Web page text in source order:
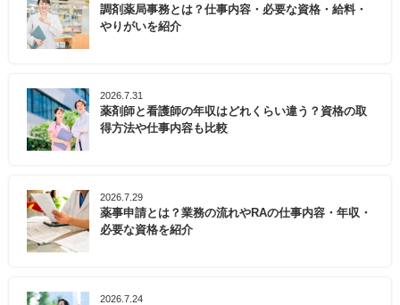
調剤薬局事務とは？仕事内容・必要な資格・給料・
やりがいを紹介
2026.7.31
薬剤師と看護師の年収はどれくらい違う？資格の取
得方法や仕事内容も比較
2026.7.29
薬事申請とは？業務の流れやRAの仕事内容・年収・
必要な資格を紹介
2026.7.24